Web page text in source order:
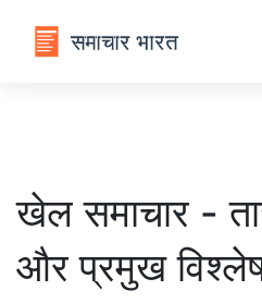
खेल समाचार -
और प्रमुख